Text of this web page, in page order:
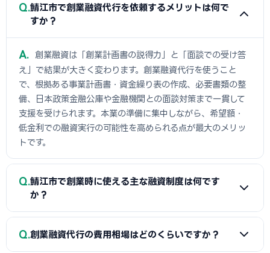
Q 鯖江市で創業融資代行を依頼するメリットは何で
すか？
A
創業融資は「創業計画書の説得力」と「面談での受け答
え」で結果が大きく変わります。創業融資代行を使うこと
で、根拠ある事業計画書・資金繰り表の作成、必要書類の整
備、日本政策金融公庫や金融機関との面談対策まで一貫して
支援を受けられます。本業の準備に集中しながら、希望額・
低金利での融資実行の可能性を高められる点が最大のメリッ
トです。
Q 鯖江市で創業時に使える主な融資制度は何です
か？
A
日本政策金融公庫の「新規開業資金」、信用保証協会の
Q 創業融資代行の費用相場はどのくらいですか？